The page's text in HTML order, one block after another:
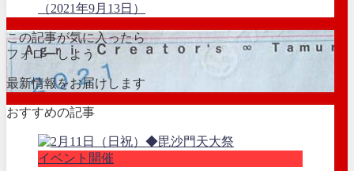
（2021年9月13日）
この記事が気に入ったら
フォローしよう
最新情報をお届けします
おすすめの記事
イベント開催